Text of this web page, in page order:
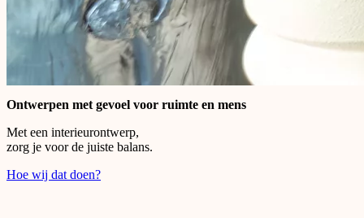
Ontwerpen met gevoel voor ruimte en mens
Met een interieurontwerp,
zorg je voor de juiste balans.
Hoe wij dat doen?